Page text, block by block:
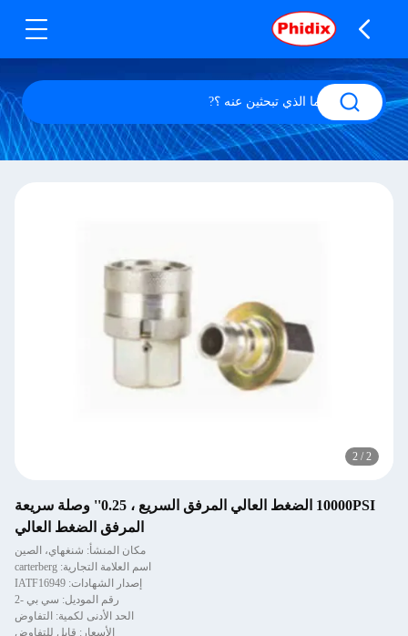
2 / 2
10000PSI الضغط العالي المرفق السريع ، 0.25'' وصلة سريعة
المرفق الضغط العالي
مكان المنشأ: شنغهاي، الصين
اسم العلامة التجارية: carterberg
إصدار الشهادات: IATF16949
رقم الموديل: سي بي -2
الحد الأدنى لكمية: التفاوض
الأسعار: قابل للتفاوض